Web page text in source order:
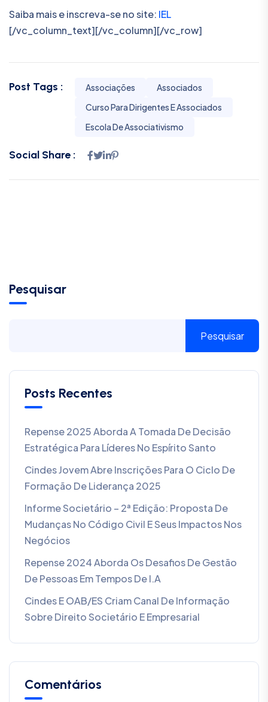
Saiba mais e inscreva-se no site: IEL
[/vc_column_text][/vc_column][/vc_row]
Post Tags : Associações
Associados
Curso Para Dirigentes E Associados
Escola De Associativismo
Social Share :
Pesquisar
Pesquisar
Posts Recentes
Repense 2025 Aborda A Tomada De Decisão
Estratégica Para Líderes No Espírito Santo
Cindes Jovem Abre Inscrições Para O Ciclo De
Formação De Liderança 2025
Informe Societário – 2ª Edição: Proposta De
Mudanças No Código Civil E Seus Impactos Nos
Negócios
Repense 2024 Aborda Os Desafios De Gestão
De Pessoas Em Tempos De I.A
Cindes E OAB/ES Criam Canal De Informação
Sobre Direito Societário E Empresarial
Comentários